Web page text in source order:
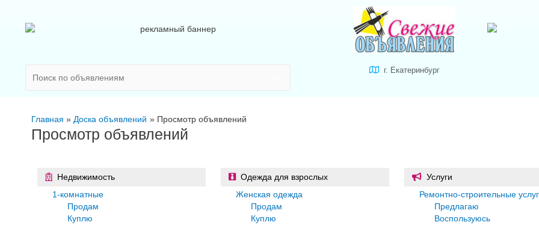
г. Екатеринбург
Главная Доска объявлений Просмотр объявлений
Просмотр объявлений
Недвижимость
1-комнатные
Продам
Куплю
Одежда для взрослых
Женская одежда
Продам
Куплю
Услуги
Ремонтно-строительные
Предлагаю
Воспользуюсь